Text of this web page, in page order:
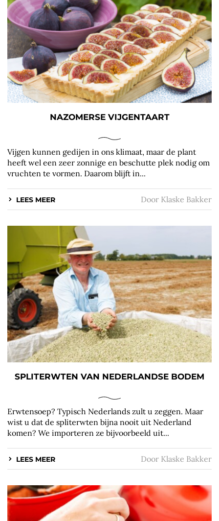
NAZOMERSE VIJGENTAART
Vijgen kunnen gedijen in ons klimaat, maar de plant
heeft wel een zeer zonnige en beschutte plek nodig om
vruchten te vormen. Daarom blijft in...
LEES MEER Door Klaske Bakker
SPLITERWTEN VAN NEDERLANDSE BODEM
Erwtensoep? Typisch Nederlands zult u zeggen. Maar
wist u dat de spliterwten bijna nooit uit Nederland
komen? We importeren ze bijvoorbeeld uit...
LEES MEER Door Klaske Bakker